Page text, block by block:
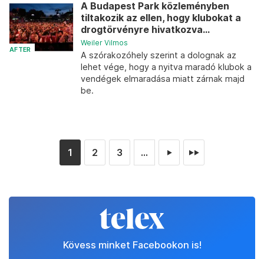
AFTER
A Budapest Park közleményben
tiltakozik az ellen, hogy klubokat a
drogtörvényre hivatkozva...
Weiler Vilmos
A szórakozóhely szerint a dolognak az
lehet vége, hogy a nyitva maradó klubok a
vendégek elmaradása miatt zárnak majd
be.
1 2 3 ... ► ►►
Kövess minket Facebookon is!